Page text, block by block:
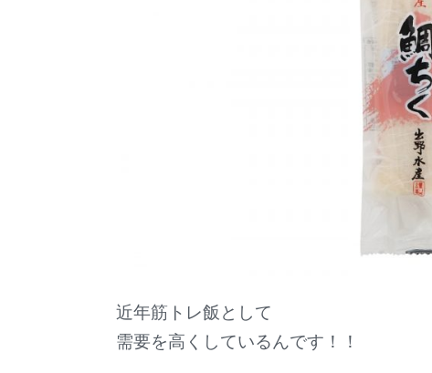
近年筋トレ飯として
需要を高くしているんです！！